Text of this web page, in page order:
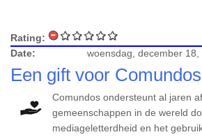
Rating:
Date:
woensdag, december 18,
Een gift voor Comundos
Comundos ondersteunt al jaren
gemeenschappen in de wereld
mediageletterdheid en het